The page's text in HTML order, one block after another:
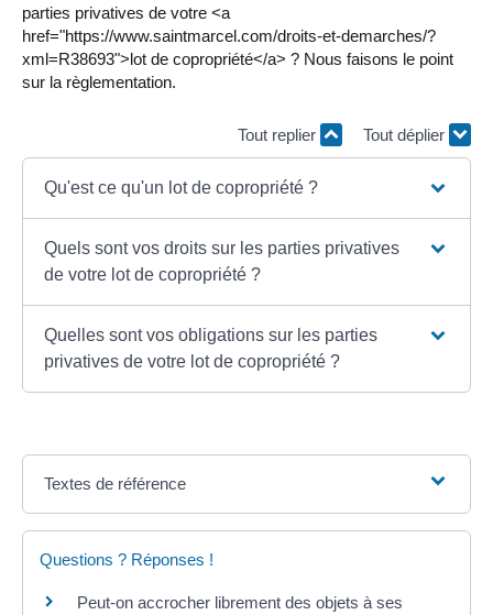
parties privatives de votre <a
href="https://www.saintmarcel.com/droits-et-demarches/?
xml=R38693">lot de copropriété</a> ? Nous faisons le point
sur la règlementation.
Tout replier Tout déplier
Qu'est ce qu'un lot de copropriété ?
Quels sont vos droits sur les parties privatives
de votre lot de copropriété ?
Quelles sont vos obligations sur les parties
privatives de votre lot de copropriété ?
Textes de référence
Questions ? Réponses !
Peut-on accrocher librement des objets à ses